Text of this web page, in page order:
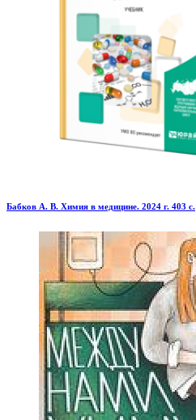
Бабков А. В. Химия в медицине. 2024 г. 403 с.